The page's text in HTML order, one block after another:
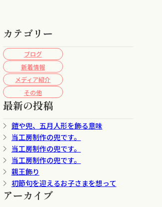
カテゴリー
ブログ
新着情報
メディア紹介
その他
最新の投稿
鎧や兜、五月人形を飾る意味
当工房制作の兜です。
当工房制作の兜です。
当工房制作の兜です。
親王飾り
初節句を迎えるお子さまを想って
アーカイブ